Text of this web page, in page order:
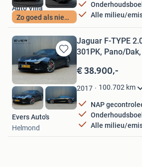
Zo goed als nieuw
Alle milieu/
Auto Villa
Naarden
Bewaren
in
Mijn
Favorieten
Jaguar F-TYPE
301PK, Pano/
€ 38.900,-
2017 100.702 km
NAP
Alle milieu/
Evers Auto's
Helmond